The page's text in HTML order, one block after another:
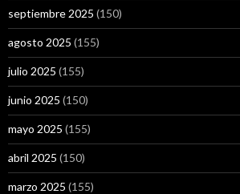
septiembre 2025 (150)
agosto 2025 (155)
julio 2025 (155)
junio 2025 (150)
mayo 2025 (155)
abril 2025 (150)
marzo 2025 (155)